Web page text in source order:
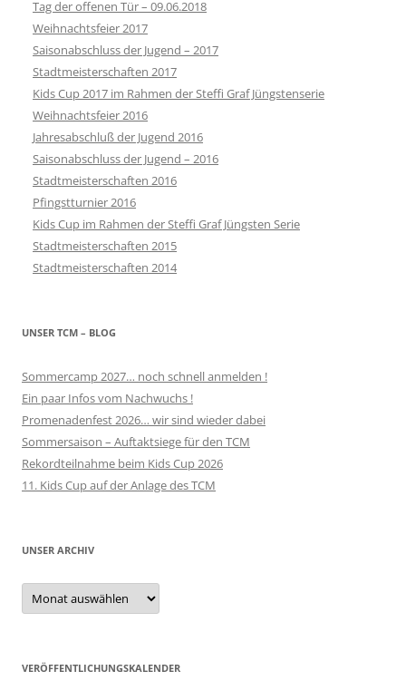
Tag der offenen Tür – 09.06.2018
Weihnachtsfeier 2017
Saisonabschluss der Jugend – 2017
Stadtmeisterschaften 2017
Kids Cup 2017 im Rahmen der Steffi Graf Jüngstenserie
Weihnachtsfeier 2016
Jahresabschluß der Jugend 2016
Saisonabschluss der Jugend – 2016
Stadtmeisterschaften 2016
Pfingstturnier 2016
Kids Cup im Rahmen der Steffi Graf Jüngsten Serie
Stadtmeisterschaften 2015
Stadtmeisterschaften 2014
UNSER TCM – BLOG
Sommercamp 2027… noch schnell anmelden !
Ein paar Infos vom Nachwuchs !
Promenadenfest 2026… wir sind wieder dabei
Sommersaison – Auftaktsiege für den TCM
Rekordteilnahme beim Kids Cup 2026
11. Kids Cup auf der Anlage des TCM
UNSER ARCHIV
Unser
Archiv
VERÖFFENTLICHUNGSKALENDER